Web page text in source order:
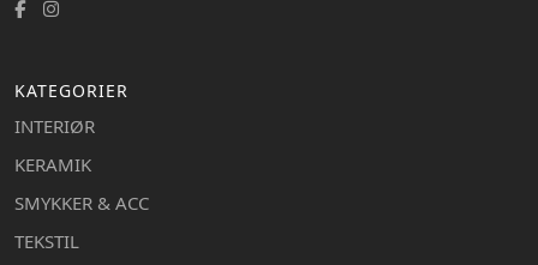
KATEGORIER
INTERIØR
KERAMIK
SMYKKER & ACC
TEKSTIL